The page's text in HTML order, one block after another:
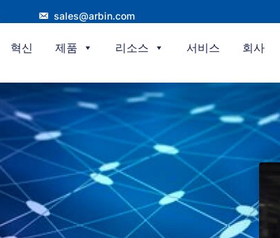
sales@arbin.com
혁신 제품 리소스 서비스 회사